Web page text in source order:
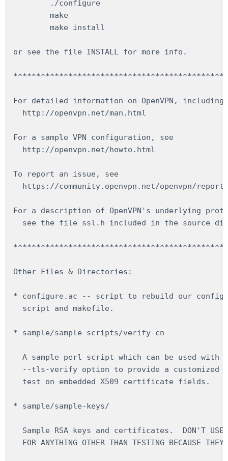
or see the file INSTALL for more info.
For detailed information on OpenVPN, including
  http://openvpn.net/man.html
For a sample VPN configuration, see
  http://openvpn.net/howto.html
To report an issue, see
  https://community.openvpn.net/openvpn/report
For a description of OpenVPN's underlying
see the file ssl.h included in the source
Other Files & Directories:
* configure.ac -- script to rebuild our
  script and makefile.
* sample/sample-scripts/verify-cn
A sample perl script which can be used with
--tls-verify option to provide a customized
  test on embedded X509 certificate fields.
* sample/sample-keys/
Sample RSA keys and certificates.  DON'T USE
FOR ANYTHING OTHER THAN TESTING BECAUSE THEY